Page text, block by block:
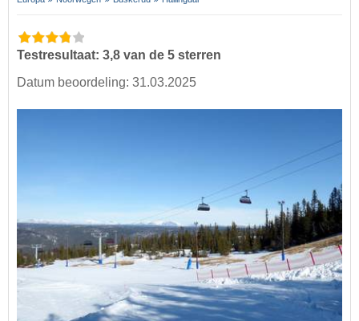
Testresultaat: 3,8 van de 5 sterren
Datum beoordeling: 31.03.2025